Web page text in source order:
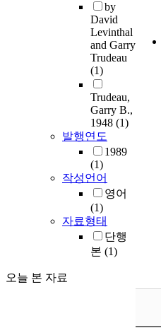
by
David
Levinthal
and Garry
Trudeau
(1)
Trudeau,
Garry B.,
1948 (1)
발행연도
1989
(1)
작성언어
영어
(1)
자료형태
단행
본 (1)
오늘 본 자료